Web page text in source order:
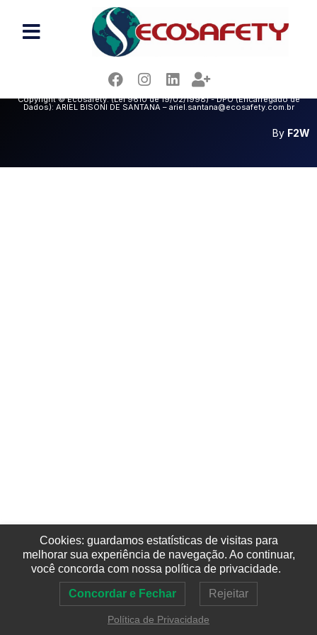
RAQUEL ALVES DE SOUSA
Copyright © Ecosafety. (Lei 9610 de 19/02/1998) - DPO (Encarregado de
Dados): ARIEL BISONI DE SANTANA – ariel.santana@ecosafety.com.br
By F2W
Cookies: guardamos estatísticas de visitas para
melhorar sua experiência de navegação. Ao continuar,
você concorda com nossa política de privacidade.
Concordar e Fechar Rejeitar
Política de Privacidade